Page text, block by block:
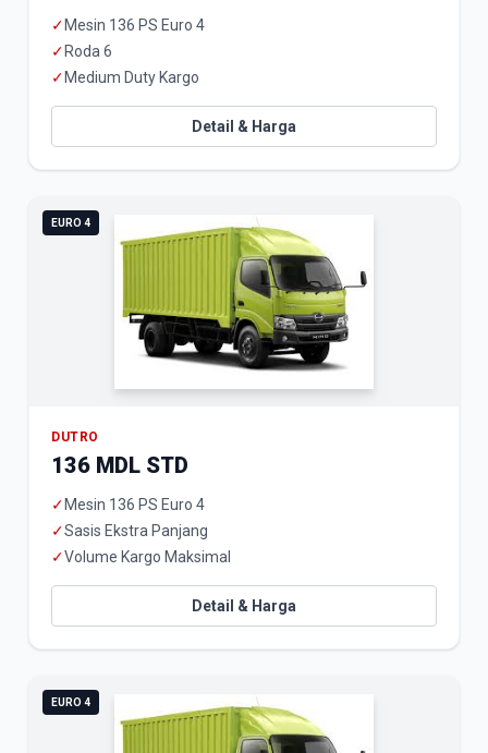
✓ Mesin 136 PS Euro 4
✓ Roda 6
✓ Medium Duty Kargo
Detail & Harga
EURO 4
DUTRO
136 MDL STD
✓ Mesin 136 PS Euro 4
✓Sasis Ekstra Panjang
✓Volume Kargo Maksimal
Detail & Harga
EURO 4